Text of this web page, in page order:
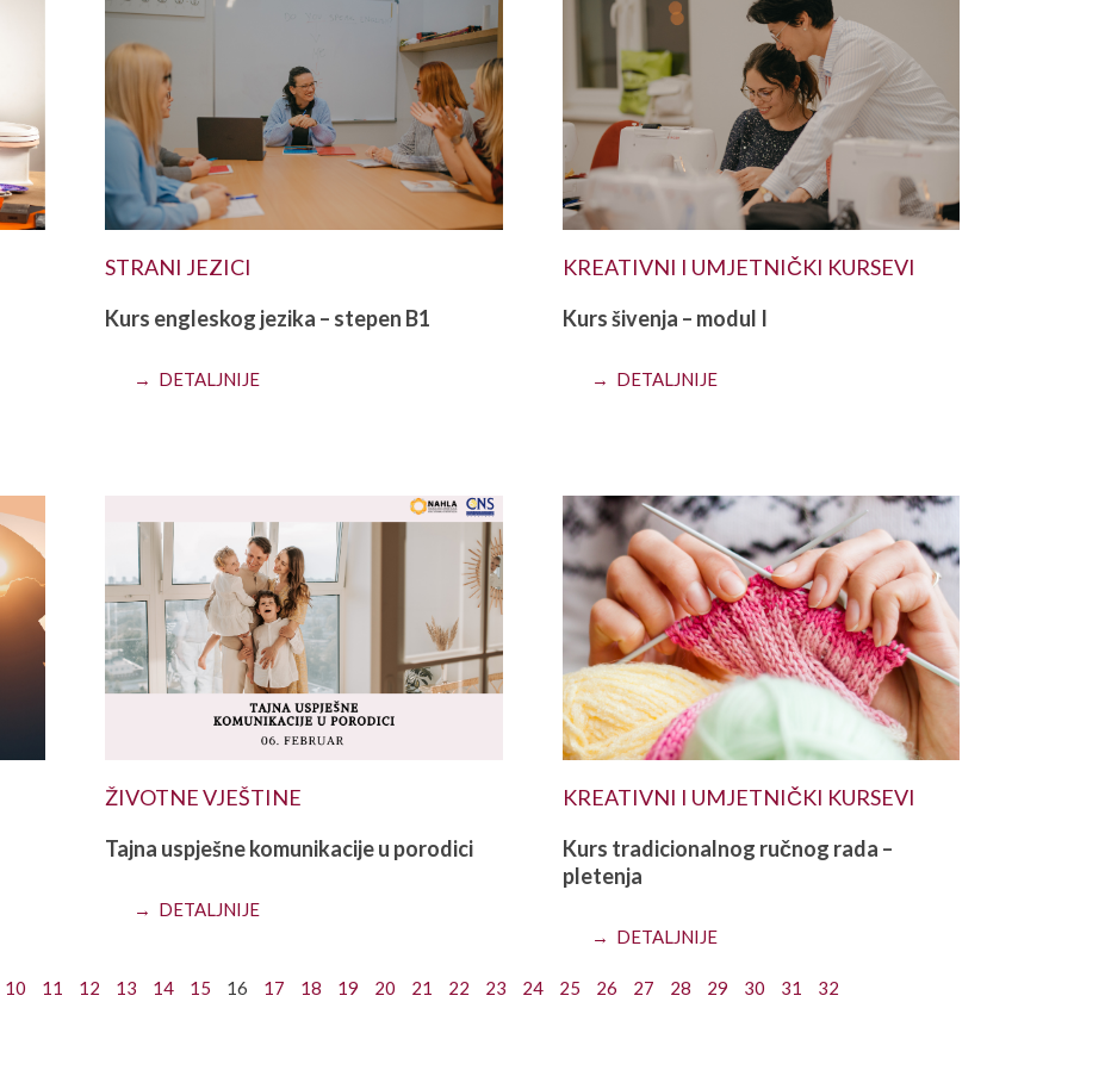
STRANI JEZICI
Kurs engleskog jezika – stepen B1
→ DETALJNIJE
KREATIVNI I UMJETNIČKI KURSEVI
Kurs šivenja – modul I
→ DETALJNIJE
ŽIVOTNE VJEŠTINE
Tajna uspješne komunikacije u porodici
→ DETALJNIJE
KREATIVNI I UMJETNIČKI KURSEVI
Kurs tradicionalnog ručnog rada –
pletenja
→ DETALJNIJE
10 11 12 13 14 15 16 17 18 19 20 21 22 23 24 25 26 27 28 29 30 31 32